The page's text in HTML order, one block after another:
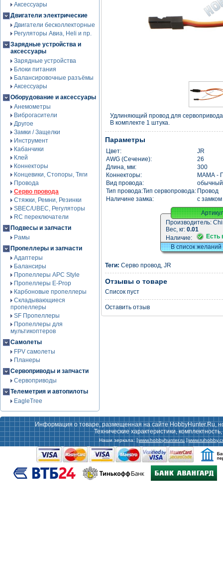
Аксессуары
Двигатели электрические
Двигатели бесколлекторные
Регуляторы Авиа, Heli и пр.
Зарядные устройства и
аксессуары
Зарядные устройства
Блоки питания
Балансировочные разъёмы
Аксессуары
Оборудование и аксессуары
Анемометры
Виброгасители
Другое
Замки / Защелки
Инструмент
Кабанчики
Клей
Коннекторы
Концевики, Стопоры, Тяги
Провода
Серво провода
Стяжки, Ремни, Резинки
SBEC/UBEC, Регуляторы
RC переключатели
Подвесы и запчасти
Рамы
Пропеллеры и запчасти
Адаптеры
Балансиры
Пропеллеры APC Style
Пропеллеры E-Prop
Карбоновые пропеллеры
Складывающиеся
пропеллеры
SF Пропеллеры
Пропеллеры для
мультикоптеров
Самолеты
FPV самолеты
Планеры
Сервоприводы и запчасти
Сервоприводы
Телеметрия и автопилоты
EagleTree
Удлиняющий провод для
В комплекте 1 штука.
Параметры
Цвет:
JR
AWG (Сечение):
26
Длина, мм:
300
Коннекторы:
МАМА -
Вид провода:
обычный
Тип провода:Тип сервопровода: Провод
Наличине замка:
с замком
Производитель:
Вес, кг: 0.01
Наличие:
Есть
В список желаний
Теги: Серво провод, JR
Отзывы о товаре
Список пуст
Оставить отзыв
Информация о товаре, размещенная на сайте HobbyHunter.Ru,
Технические характеристики,
Наши зеркала: www.hobbyhunter.ru